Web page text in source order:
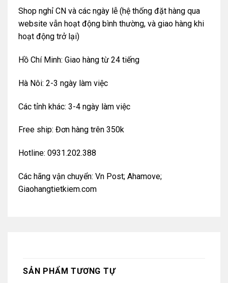
Shop nghỉ CN và các ngày lễ (hệ thống đặt hàng qua
website vẫn hoạt động bình thường, và giao hàng khi
hoạt động trở lại)
Hồ Chí Minh: Giao hàng từ 24 tiếng
Hà Nôi: 2-3 ngày làm việc
Các tỉnh khác: 3-4 ngày làm việc
Free ship: Đơn hàng trên 350k
Hotline: 0931.202.388
Các hãng vận chuyển: Vn Post; Ahamove;
Giaohangtietkiem.com
SẢN PHẨM TƯƠNG TỰ